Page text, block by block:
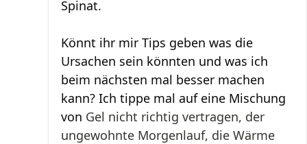
Spinat.
Könnt ihr mir Tips geben was die
Ursachen sein könnten und was ich
beim nächsten mal besser machen
kann? Ich tippe mal auf eine Mischung
von Gel nicht richtig vertragen, der
ungewohnte Morgenlauf, die Wärme